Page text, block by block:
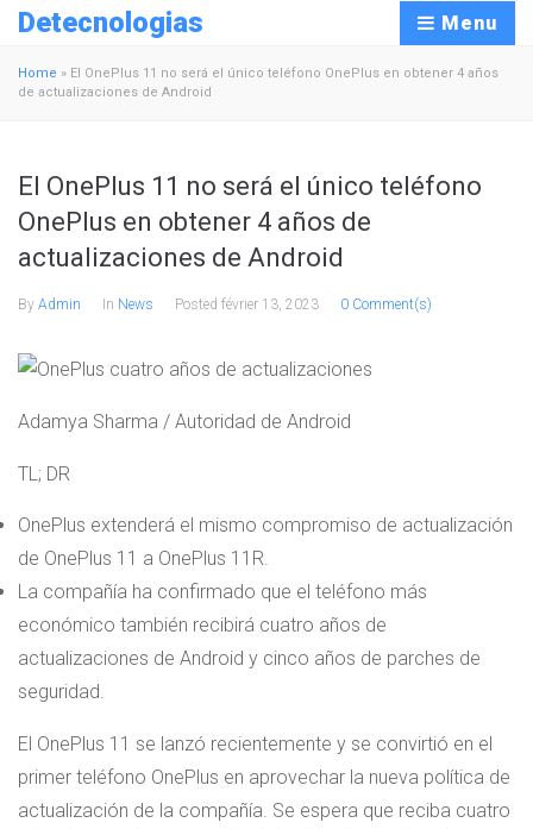
Detecnologias Menu
Home » El OnePlus 11 no será el único teléfono OnePlus en obtener 4 años
de actualizaciones de Android
El OnePlus 11 no será el único teléfono
OnePlus en obtener 4 años de
actualizaciones de Android
By Admin In News Posted février 13, 2023 0 Comment(s)
Adamya Sharma / Autoridad de Android
TL; DR
OnePlus extenderá el mismo compromiso de actualización
de OnePlus 11 a OnePlus 11R.
La compañía ha confirmado que el teléfono más
económico también recibirá cuatro años de
actualizaciones de Android y cinco años de parches de
seguridad.
El OnePlus 11 se lanzó recientemente y se convirtió en el
primer teléfono OnePlus en aprovechar la nueva política de
actualización de la compañía. Se espera que reciba cuatro